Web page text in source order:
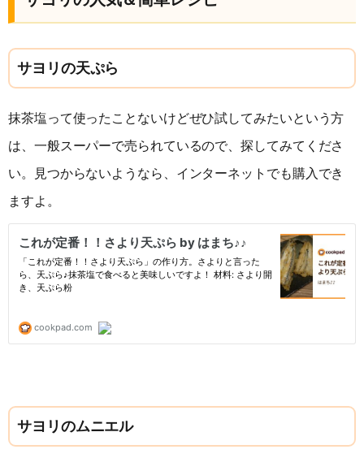
サヨリの天ぷら
抹茶塩って使ったことないけどぜひ試してみたいという方
は、一般スーパーで売られているので、探してみてくださ
い。見つからないようなら、インターネットでも購入でき
ますよ。
サヨリのムニエル